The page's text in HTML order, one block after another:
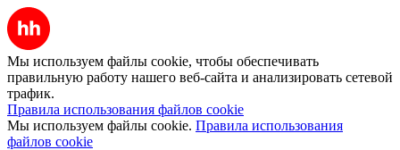
Мы используем файлы cookie, чтобы обеспечивать
правильную работу нашего веб-сайта и анализировать сетевой
трафик.
Правила использования файлов cookie
Мы используем файлы cookie. Правила использования
файлов cookie